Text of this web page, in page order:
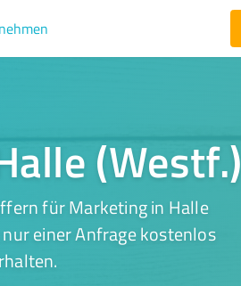
(Westf.)
für Marketing in Halle
einer Anfrage kostenlos